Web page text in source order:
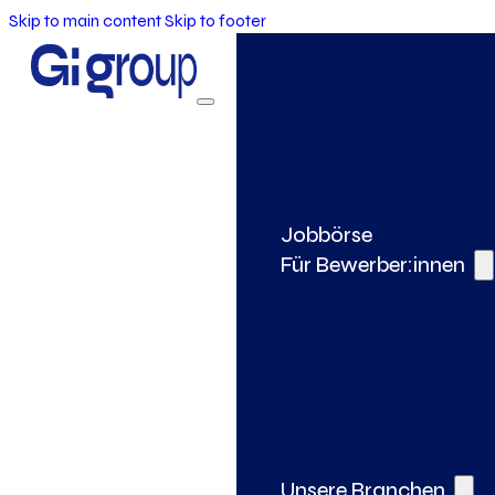
Skip to main contentSkip to footer
Jobbörse
Für Bewerber:innen